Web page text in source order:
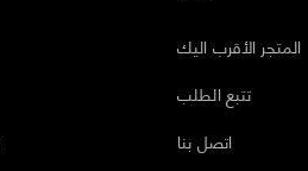
المتجر الأقرب اليك
تتبع الطلب
اتصل بنا